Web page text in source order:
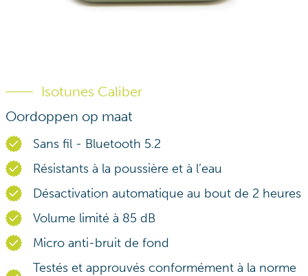
Isotunes Caliber
Oordoppen op maat
Sans fil - Bluetooth 5.2
Résistants à la poussière et à l’eau
Désactivation automatique au bout de 2 heures
Volume limité à 85 dB
Micro anti-bruit de fond
Testés et approuvés conformément à la norme